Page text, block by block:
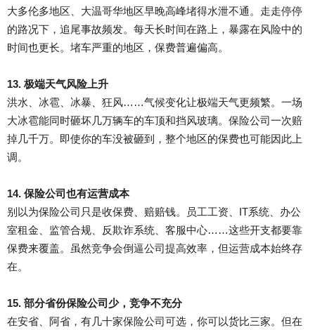
大多伦多地区、大温哥华地区早晚高峰堵得水泄不通。走走停停
的路况下，追尾事故频发。每天长时间在路上，暴露在风险中的
时间也更长。堵车严重的地区，保费普遍偏高。
13. 极端天气风险上升
洪水、冰雹、冰暴、狂风……气候变化让极端天气更频繁。一场
大冰雹能同时砸坏几万辆车的车顶和挡风玻璃。保险公司一次赔
掉几千万。即使你的车没被砸到，整个地区的保费也可能因此上
调。
14. 保险公司也有运营成本
别以为保险公司只是收保费、赔赔钱。员工工资、IT系统、办公
室租金、监管合规、反欺诈系统、客服中心……这些开支都要靠
保费来覆盖。虽然竞争会倒逼公司提高效率，但运营成本始终存
在。
15. 部分省份保险公司少，竞争不充分
在安省、阿省，有几十家保险公司可选，你可以货比三家。但在